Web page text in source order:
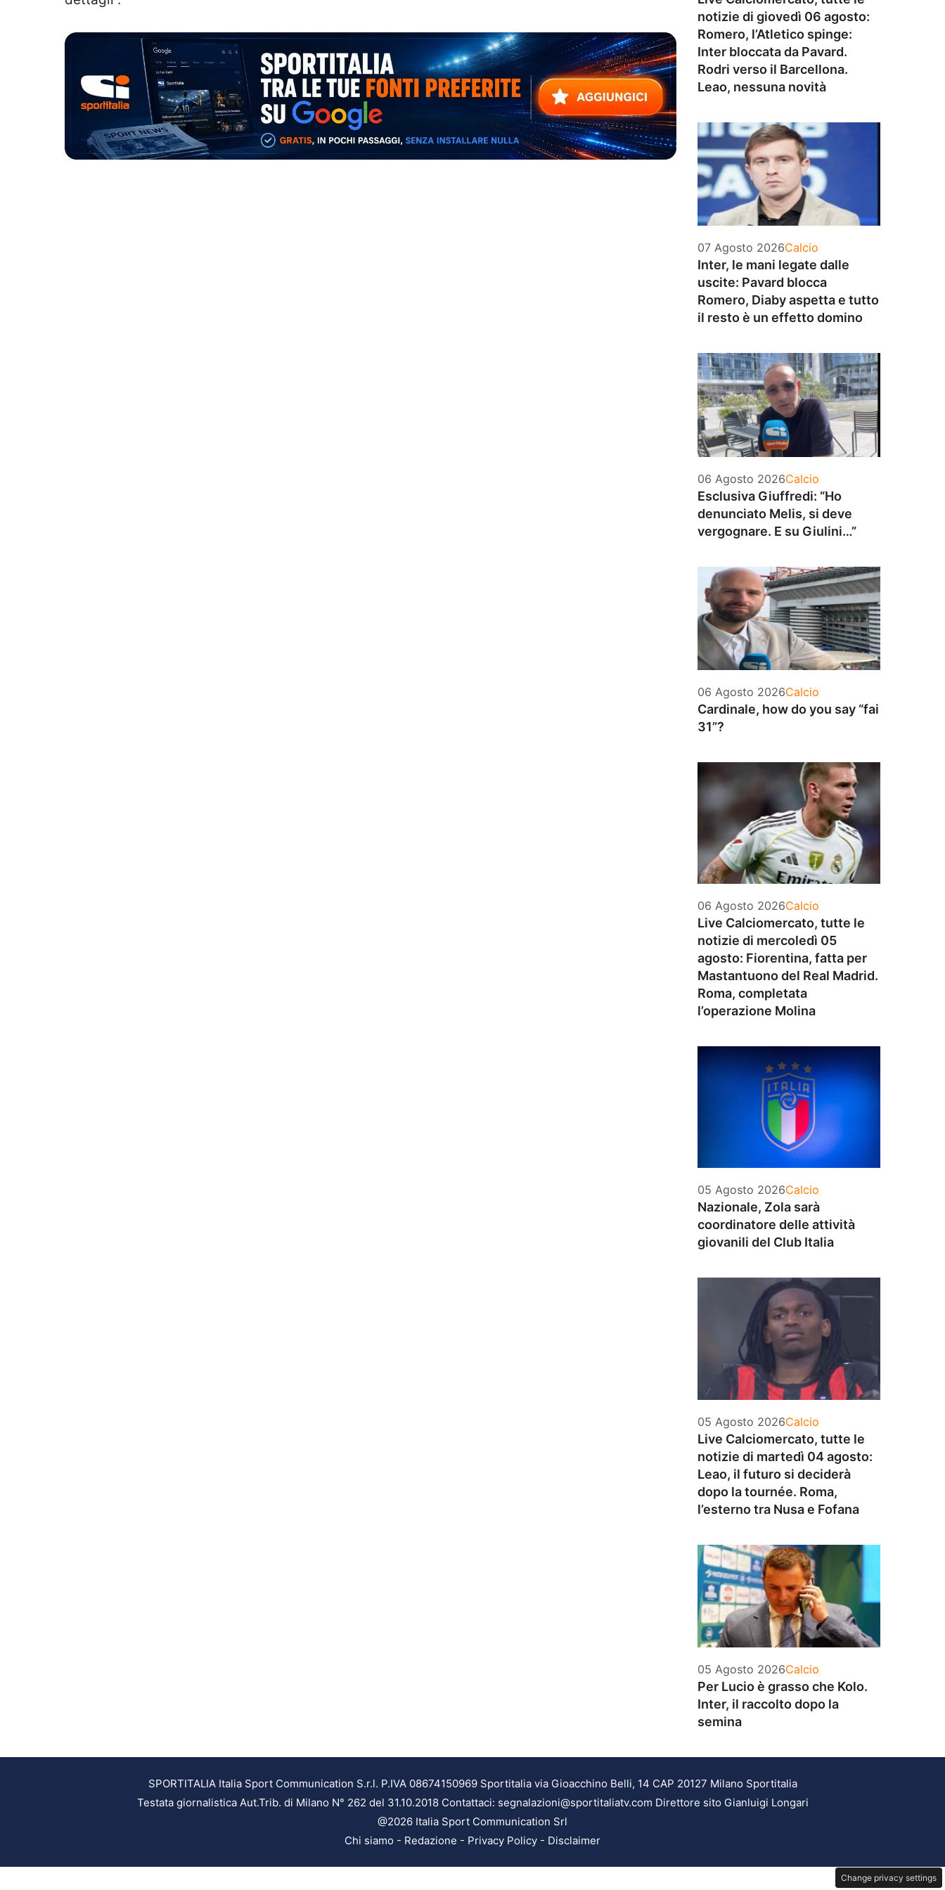
notizie di giovedì 06 agosto:
Romero, l’Atletico spinge:
Inter bloccata da Pavard.
Rodri verso il Barcellona.
Leao, nessuna novità
07 Agosto 2026Categorie
Calcio
Inter, le mani legate dalle
uscite: Pavard blocca
Romero, Diaby aspetta e tutto
il resto è un effetto domino
06 Agosto 2026Categorie
Calcio
Esclusiva Giuffredi: “Ho
denunciato Melis, si deve
vergognare. E su Giulini…”
06 Agosto 2026Categorie
Calcio
Cardinale, how do you say “fai
31”?
06 Agosto 2026Categorie
Calcio
Live Calciomercato, tutte le
notizie di mercoledì 05
agosto: Fiorentina, fatta per
Mastantuono del Real Madrid.
Roma, completata
l’operazione Molina
05 Agosto 2026Categorie
Calcio
Nazionale, Zola sarà
coordinatore delle attività
giovanili del Club Italia
05 Agosto 2026Categorie
Calcio
Live Calciomercato, tutte le
notizie di martedì 04 agosto:
Leao, il futuro si deciderà
dopo la tournée. Roma,
l’esterno tra Nusa e Fofana
05 Agosto 2026Categorie
Calcio
Per Lucio è grasso che Kolo.
Inter, il raccolto dopo la
semina
SPORTITALIA Italia Sport Communication S.r.l. P.IVA 08674150969 Sportitalia via Gioacchino Belli, 14 CAP 20127 Milano Sportitalia
Testata giornalistica Aut.Trib. di Milano N° 262 del 31.10.2018 Contattaci: segnalazioni@sportitaliatv.com Direttore sito Gianluigi Longari
@2026 Italia Sport Communication Srl
Chi siamo - Redazione - Privacy Policy - Disclaimer
Change privacy settings